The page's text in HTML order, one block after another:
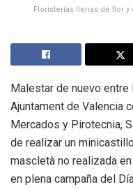
Floristerías llenas de flor y
Malestar de nuevo
Ajuntament de Valencia
Mercados y Pirotecnia,
de realizar un
mascletà no realizada
en plena campaña del